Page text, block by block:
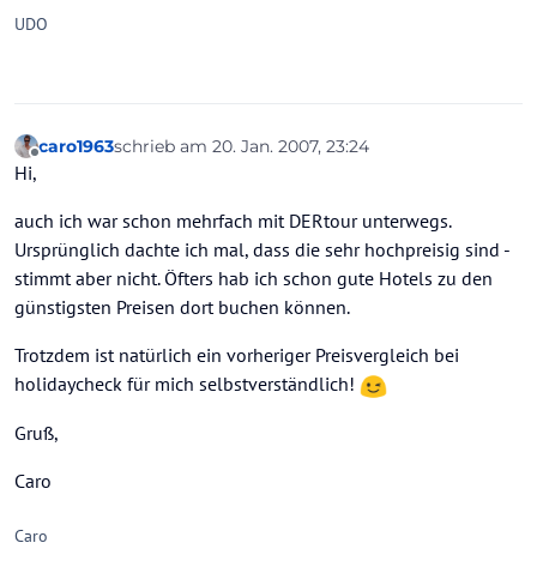
UDO
caro1963schrieb am 20. Jan. 2007, 23:24
zuletzt editiert von
Hi,
auch ich war schon mehrfach mit DERtour unterwegs.
Ursprünglich dachte ich mal, dass die sehr hochpreisig sind -
stimmt aber nicht. Öfters hab ich schon gute Hotels zu den
günstigsten Preisen dort buchen können.
Trotzdem ist natürlich ein vorheriger Preisvergleich bei
holidaycheck für mich selbstverständlich!
Gruß,
Caro
Caro